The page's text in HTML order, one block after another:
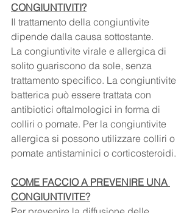
CONGIUNTIVITI?
Il trattamento della congiuntivite
dipende dalla causa sottostante.
La congiuntivite virale e allergica di
solito guariscono da sole, senza
trattamento specifico. La congiuntivite
batterica può essere trattata con
antibiotici oftalmologici in forma di
colliri o pomate. Per la congiuntivite
allergica si possono utilizzare colliri o
pomate antistaminici o corticosteroidi.
COME FACCIO A PREVENIRE UNA
CONGIUNTIVITE?